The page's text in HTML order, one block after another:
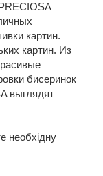
картин.
картин. Из
бисеринок
выглядят
необхідну